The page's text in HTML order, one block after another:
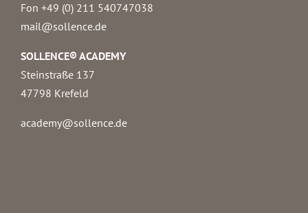
Fon +49 (0) 211 540747038‬
mail@sollence.de
SOLLENCE® ACADEMY
Steinstraße 137
47798 Krefeld
academy@sollence.de